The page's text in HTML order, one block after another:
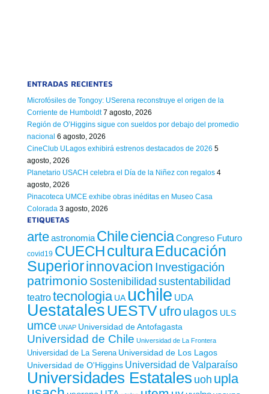
ENTRADAS RECIENTES
Microfósiles de Tongoy: USerena reconstruye el origen de la
Corriente de Humboldt 7 agosto, 2026
Región de O’Higgins sigue con sueldos por debajo del promedio
nacional 6 agosto, 2026
CineClub ULagos exhibirá estrenos destacados de 2026 5
agosto, 2026
Planetario USACH celebra el Día de la Niñez con regalos 4
agosto, 2026
Pinacoteca UMCE exhibe obras inéditas en Museo Casa
Colorada 3 agosto, 2026
ETIQUETAS
arteastronomia Chileciencia Congreso Futuro
covid19 CUECHculturaEducación
Superiorinnovacion Investigación
patrimonio Sostenibilidad sustentabilidad
teatrotecnologia UA uchile UDA
Uestatales UESTVufroulagos ULS
umce UNAP Universidad de Antofagasta
Universidad de Chile Universidad de La Frontera
Universidad de La Serena Universidad de Los Lagos
Universidad de O'Higgins Universidad de Valparaíso
Universidades Estatales uoh upla